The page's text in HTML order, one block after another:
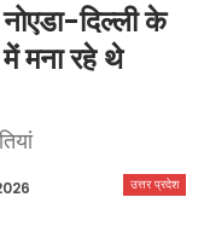
दिल्ली के
मना रहे थे
उत्तर प्रदेश